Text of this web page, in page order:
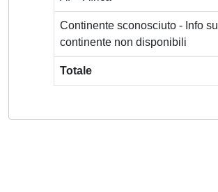
Continente sconosciuto - Info sul
continente non disponibili
Totale